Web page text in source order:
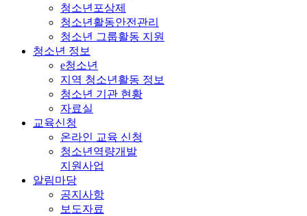
청소년포상제
청소년활동안전관리
청소년 그룹활동 지원
청소년 정보
e청소년
지역 청소년활동 정보
청소년 기관 현황
자료실
교육신청
온라인 교육 신청
청소년역량개발
지원사업
알림마당
공지사항
보도자료